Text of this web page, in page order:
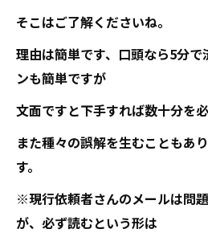
そこはご了解くださいね。
理由は簡単です、口頭なら5分で
ンも簡単ですが
文面ですと下手すれば数十分を
また種々の誤解を生むこともあ
す。
※現行依頼者さんのメールは問
が、必ず読むという形は